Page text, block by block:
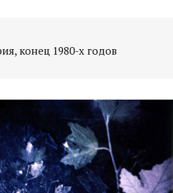
конец 1980-х годов